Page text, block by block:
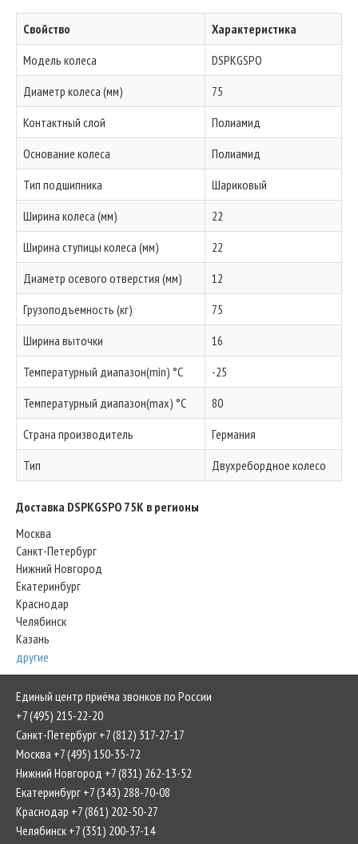
Свойство
Характеристика
Модель колеса
DSPKGSPO
Диаметр колеса (мм)
75
Контактный слой
Полиамид
Основание колеса
Полиамид
Тип подшипника
Шариковый
Ширина колеса (мм)
22
Ширина ступицы колеса (мм)
22
Диаметр осевого отверстия (мм)
12
Грузоподъемность (кг)
75
Ширина выточки
16
Температурный диапазон(min) °C
-25
Температурный диапазон(max) °C
80
Страна производитель
Германия
Тип
Двухребордное колесо
Доставка DSPKGSPO 75K в регионы
Москва
Санкт-Петербург
Нижний Новгород
Екатеринбург
Краснодар
Челябинск
Казань
другие
Единый центр приёма звонков по России
+7 (495) 215-22-20
Санкт-Петербург +7 (812) 317-27-17
Москва +7 (495) 150-35-72
Нижний Новгород +7 (831) 262-13-52
Екатеринбург +7 (343) 288-70-08
Краснодар +7 (861) 202-50-27
Челябинск +7 (351) 200-37-14